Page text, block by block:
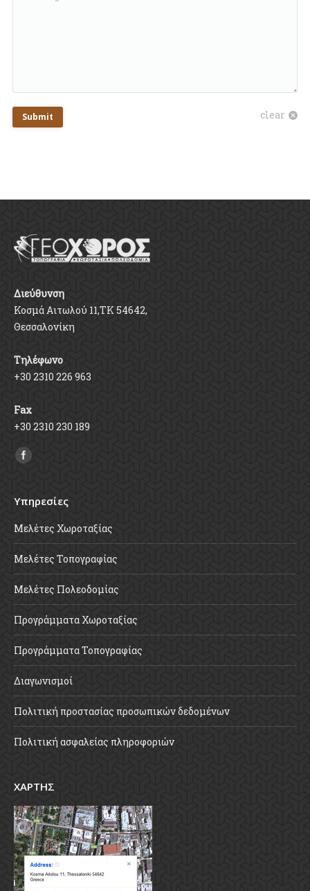
Submit clear
Διεύθυνση
Κοσμά Αιτωλού 11,ΤΚ 54642,
Θεσσαλονίκη
Τηλέφωνο
+30 2310 226 963
Fax
+30 2310 230 189
Find us on:
Υπηρεσίες
Μελέτες Χωροταξίας
Μελέτες Τοπογραφίας
Μελέτες Πολεοδομίας
Προγράμματα Χωροταξίας
Προγράμματα Τοπογραφίας
Διαγωνισμοί
Πολιτική προστασίας προσωπικών δεδομένων
Πολιτική ασφαλείας πληροφοριών
ΧΑΡΤΗΣ